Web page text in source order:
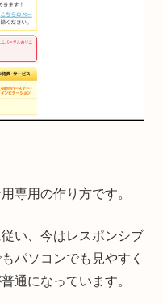
専用の作り方です。
い、今はレスポンシブ
パソコンでも見やすく
通になっています。